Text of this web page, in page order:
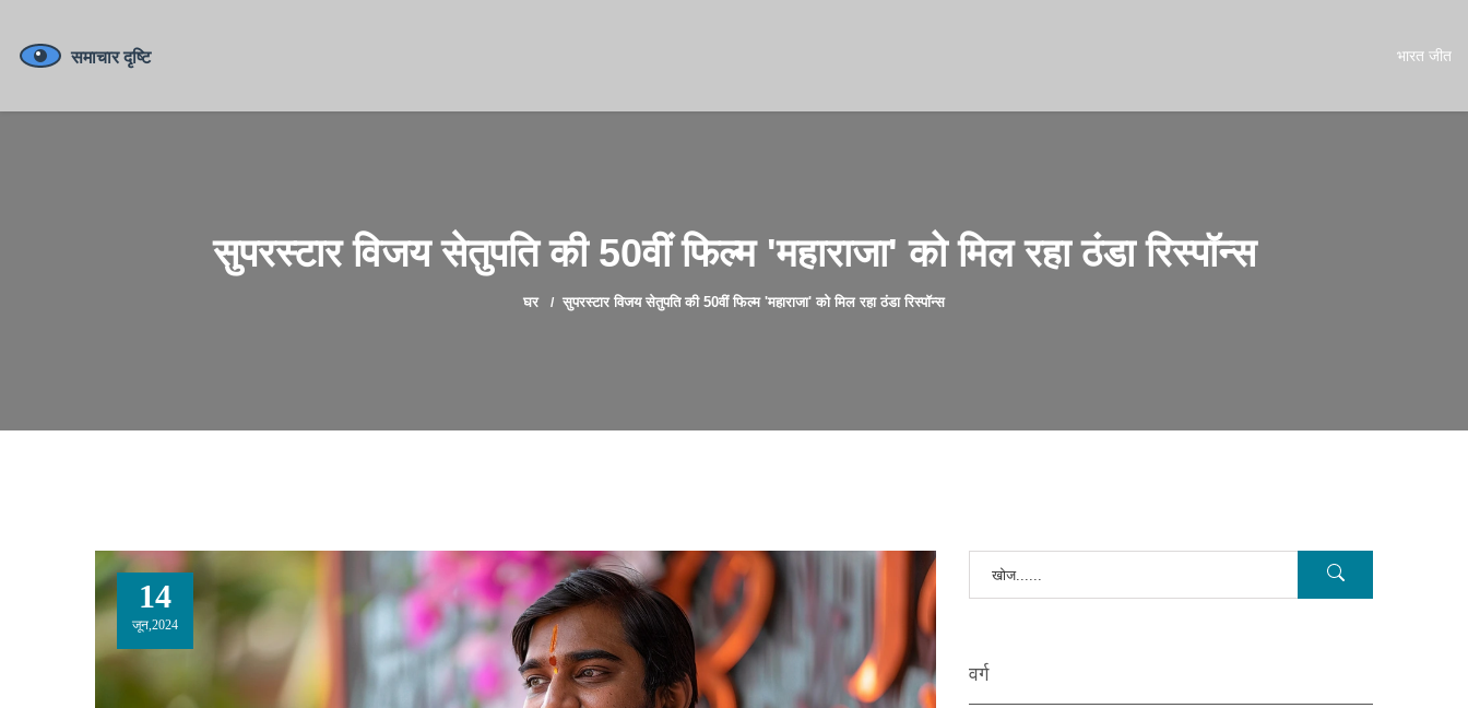
भारत जीत
सुपरस्टार विजय सेतुपति की 50वीं फिल्म 'महाराजा' को मिल रहा ठंडा रिस्पॉन्स
घर सुपरस्टार विजय सेतुपति की 50वीं फिल्म 'महाराजा' को मिल रहा ठंडा रिस्पॉन्स
14
जून,2024
वर्ग